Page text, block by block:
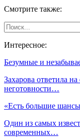
Смотрите также:
Интересное:
Безумные и
Захарова ответила
неготовности…
«Есть большие
Один из самых
современных…